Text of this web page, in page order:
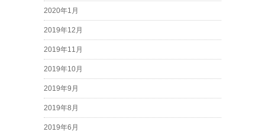
2020年1月
2019年12月
2019年11月
2019年10月
2019年9月
2019年8月
2019年6月